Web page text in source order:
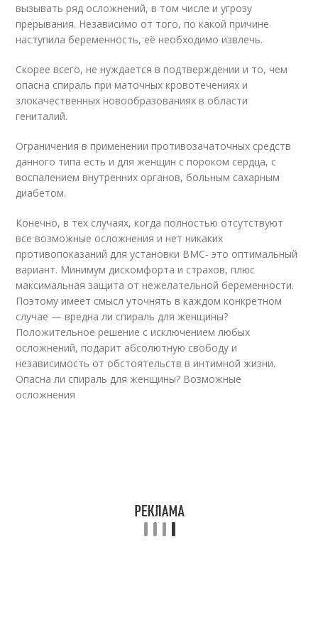
вызывать ряд осложнений, в том числе и угрозу
прерывания. Независимо от того, по какой причине
наступила беременность, её необходимо извлечь.
Скорее всего, не нуждается в подтверждении и то, чем
опасна спираль при маточных кровотечениях и
злокачественных новообразованиях в области
гениталий.
Ограничения в применении противозачаточных средств
данного типа есть и для женщин с пороком сердца, с
воспалением внутренних органов, больным сахарным
диабетом.
Конечно, в тех случаях, когда полностью отсутствуют
все возможные осложнения и нет никаких
противопоказаний для установки ВМС- это оптимальный
вариант. Минимум дискомфорта и страхов, плюс
максимальная защита от нежелательной беременности.
Поэтому имеет смысл уточнять в каждом конкретном
случае — вредна ли спираль для женщины?
Положительное решение с исключением любых
осложнений, подарит абсолютную свободу и
независимость от обстоятельств в интимной жизни.
Опасна ли спираль для женщины? Возможные
осложнения